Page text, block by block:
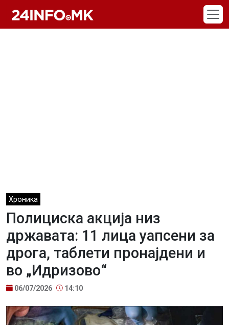
Хроника
Полициска акција низ
државата: 11 лица уапсени за
дрога, таблети пронајдени и
во „Идризово“
06/07/2026 14:10